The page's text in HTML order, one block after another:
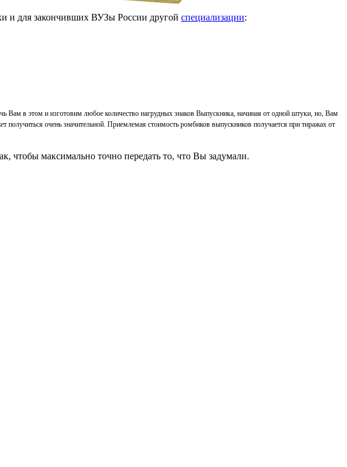
и для закончивших ВУЗы России другой специализации:
в этом и изготовим любое количество нагрудных знаков Выпускника, начиная от одной штуки, но, Вам
получиться очень значительной. Приемлемая стоимость ромбиков выпускников получается при тиражах от
чтобы максимально точно передать то, что Вы задумали.